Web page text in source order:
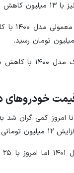
خودروهای